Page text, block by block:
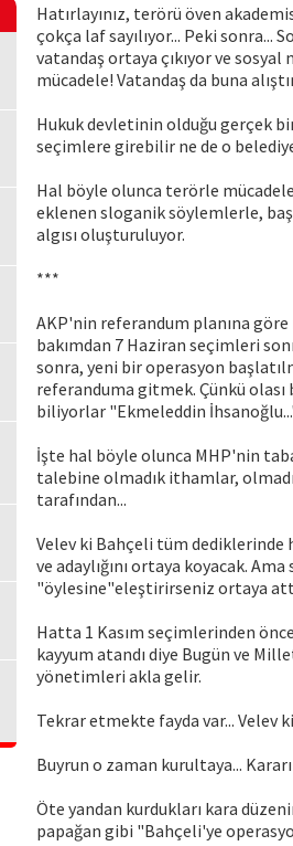
Hatırlayınız, terörü öven
çokça laf sayılıyor... Peki sonra...
vatandaş ortaya çıkıyor ve
mücadele! Vatandaş da buna
Hukuk devletinin olduğu gerçek
seçimlere girebilir ne de o
Hal böyle olunca terörle
eklenen sloganik söylemlerle,
algısı oluşturuluyor.
***
AKP'nin referandum planına
bakımdan 7 Haziran seçimleri
sonra, yeni bir operasyon
referanduma gitmek. Çünkü olası
biliyorlar "Ekmeleddin
İşte hal böyle olunca MHP'nin
talebine olmadık ithamlar,
tarafından...
Velev ki Bahçeli tüm
ve adaylığını ortaya koyacak.
"öylesine"eleştirirseniz ortaya
Hatta 1 Kasım seçimlerinden
kayyum atandı diye Bugün ve
yönetimleri akla gelir.
Tekrar etmekte fayda var... Velev
Buyrun o zaman kurultaya...
Öte yandan kurdukları kara
papağan gibi "Bahçeli'ye